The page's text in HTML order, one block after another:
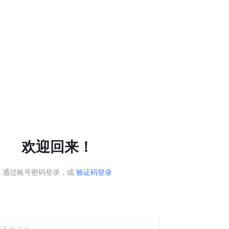
欢迎回来！
通过账号密码登录，或 验证码登录